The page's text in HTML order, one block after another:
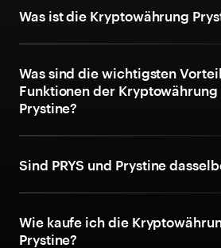
Was ist die Kryptowährung
Was sind die wichtigsten
Funktionen der Kryptowährung
Prystine?
Sind PRYS und Prystine
Wie kaufe ich die
Prystine?